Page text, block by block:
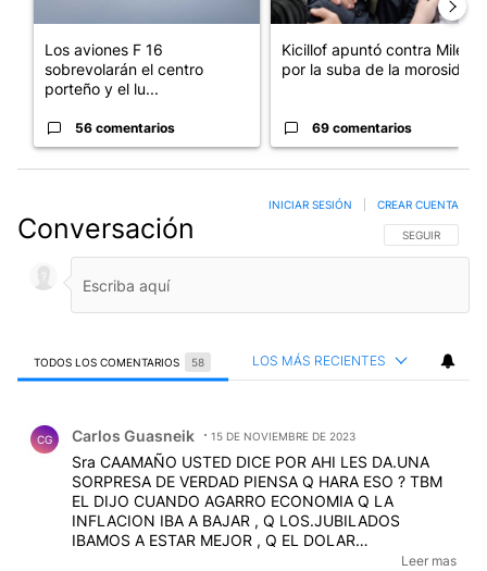
Los aviones F 16
sobrevolarán el centro
porteño y el lu...
56 comentarios
Kicillof apuntó contra Milei
por la suba de la morosida...
69 comentarios
Conversación SIGA ESTA
SEGUIR
INICIAR SESIÓN CREAR CUENTA
TODOS LOS COMENTARIOS 58 LOS MÁS RECIENTES
CG Carlos Guasneik 15 DE NOVIEMBRE DE 2023
Sra CAAMAÑO USTED DICE POR AHI LES DA.UNA
SORPRESA DE VERDAD PIENSA Q HARA ESO ? TBM
EL DIJO CUANDO AGARRO ECONOMIA Q LA
INFLACION IBA A BAJAR , Q LOS.JUBILADOS
IBAMOS A ESTAR MEJOR , Q EL DOLAR
SE.MANTENDRIA ...A MI TAMPOCO ME.GUSTANLeer mas